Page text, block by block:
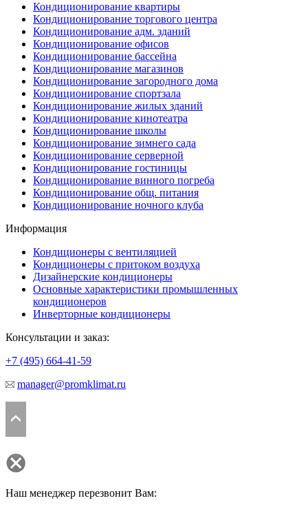
Кондиционирование квартиры
Кондиционирование торгового центра
Кондиционирование адм. зданий
Кондиционирование офисов
Кондиционирование бассейна
Кондиционирование магазинов
Кондиционирование загородного дома
Кондиционирование спортзала
Кондиционирование жилых зданий
Кондиционирование кинотеатра
Кондиционирование школы
Кондиционирование зимнего сада
Кондиционирование серверной
Кондиционирование гостиницы
Кондиционирование винного погреба
Кондиционирование общ. питания
Кондиционирование ночного клуба
Информация
Кондиционеры с вентиляцией
Кондиционеры с притоком воздуха
Дизайнерские кондиционеры
Основные характеристики промышленных
кондиционеров
Инверторные кондиционеры
Консультации и заказ:
+7 (495) 664-41-59
manager@promklimat.ru
Наш менеджер перезвонит Вам: